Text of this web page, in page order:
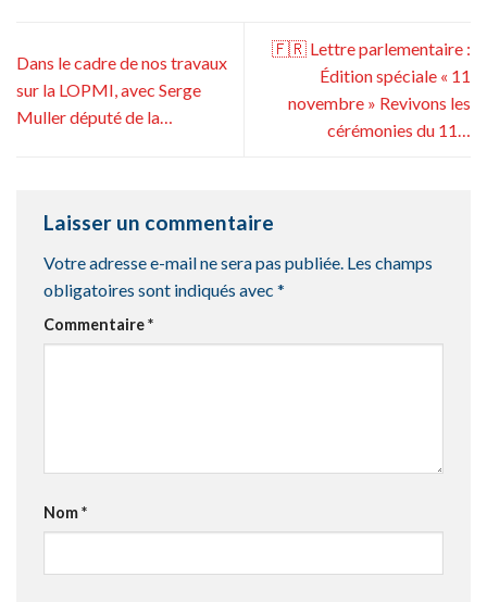
Dans le cadre de nos travaux
sur la LOPMI, avec Serge
Muller député de la…
🇫🇷 Lettre parlementaire :
Édition spéciale « 11
novembre » Revivons les
cérémonies du 11…
Laisser un commentaire
Votre adresse e-mail ne sera pas publiée. Les champs
obligatoires sont indiqués avec *
Commentaire*
Nom*